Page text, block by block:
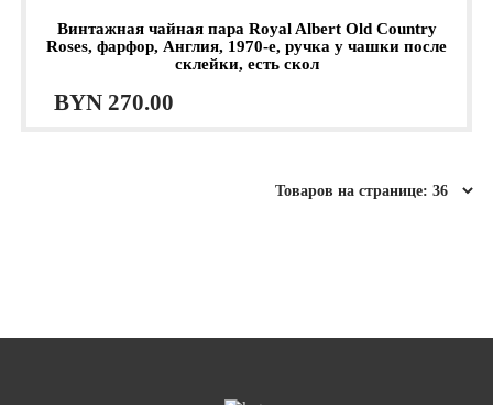
Винтажная чайная пара Royal Albert Old Country
Roses, фарфор, Англия, 1970-е, ручка у чашки после
склейки, есть скол
BYN 270.00